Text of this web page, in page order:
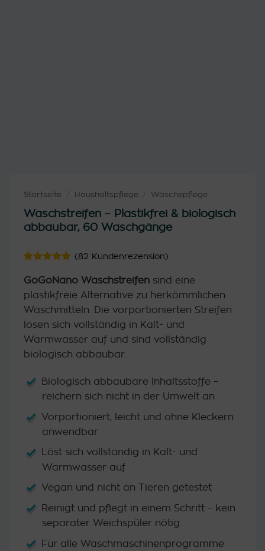
Startseite Haushaltspflege Wäschepflege
Waschstreifen – Plastikfrei & biologisch
abbaubar, 60 Waschgänge
mit4.87
von 5,
basierend
auf
(82 Kundenrezension)
GoGoNano Waschstreifen sind eine
plastikfreie Alternative zu herkömmlichen
Waschmitteln. Die vorportionierten Streifen
lösen sich vollständig in Kalt- und
Warmwasser auf und sind vollständig
biologisch abbaubar.
Biologisch abbaubare Inhaltsstoffe –
reichern sich nicht in der Umwelt an
Vorportioniert, leicht und ohne Kleckern
anwendbar
Löst sich vollständig in Kalt- und
Warmwasser auf
Vegan und nicht an Tieren getestet
Reinigt und pflegt in einem Schritt – kein
separater Weichspüler nötig
Für alle Waschmaschinenprogramme